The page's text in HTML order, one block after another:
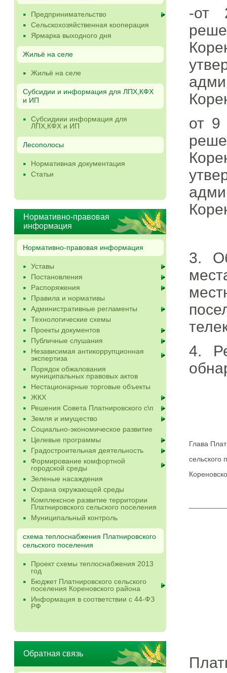
Предпринимательство
Сельскохозяйственная кооперация
Ярмарка выходного дня
Жильё на селе
Жильё на селе
Субсидии и информация для ЛПХ,КФХ
и ИП
Субсидиии информация для
ЛПХ,КФХ и ИП
Лесополосы
Нормативная документация
Статьи
Нормативно-правовая
информация
Нормативно-правовая информация
Уставы
Постановления
Распоряжения
Правила и нормативы
Административные регламенты
Технологические схемы
Проекты документов
Публичные слушания
Независимая антикоррупционная
экспертиза
Порядок обжалования
муниципальных правовых актов
Нестационарные торговые объекты
ЖКХ
Решения Совета Платнировского с\п
Земля и имущество
Социально-экономическое развитие
Целевые программы
Градостроительная деятельность
Формирование комфортной
городской среды
Зеленые насаждения
Охрана окружающей среды
Комплексное развитие территории
Платнировского сельского поселения
Муниципальный контроль
схема теплоснабжения Платнировского
сельского поселения
Проект схемы теплоснабжения 2013
год
Бюджет Платнировского сельского
поселения Кореновского района
Информация в соответствии с 44-ФЗ
РФ
Обратная связь
-от
от 9
3.
4.
Глава
сельского